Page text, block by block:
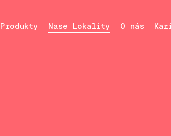
Produkty Nase Lokality O nás